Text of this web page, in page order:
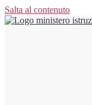
Salta al contenuto